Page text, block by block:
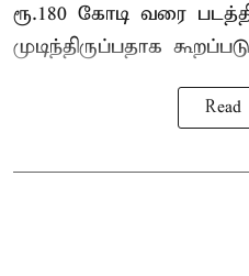
ரூ.180 கோடி வரை
முடிந்திருப்பதாக
Read